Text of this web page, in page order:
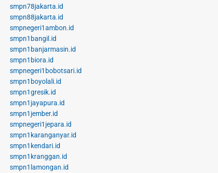
smpn78jakarta.id
smpn88jakarta.id
smpnegeri1ambon.id
smpn1bangil.id
smpn1banjarmasin.id
smpn1biora.id
smpnegeri1bobotsari.id
smpn1boyolali.id
smpn1gresik.id
smpn1jayapura.id
smpn1jember.id
smpnegeri1jepara.id
smpn1karanganyar.id
smpn1kendari.id
smpn1kranggan.id
smpn1lamongan.id